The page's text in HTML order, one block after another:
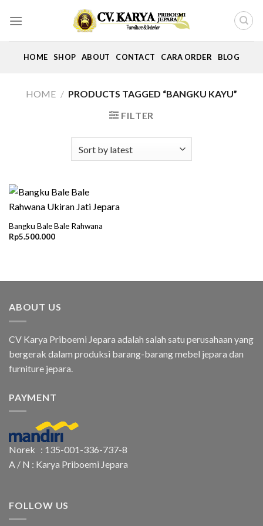
HOME SHOP ABOUT CONTACT CARA ORDER BLOG
HOME / PRODUCTS TAGGED “BANGKU KAYU”
FILTER
Bangku Bale Bale Rahwana
Rp5.500.000
ABOUT US
CV Karya Priboemi Jepara adalah salah satu perusahaan yang
bergerak dalam produksi barang-barang mebel jepara dan
furniture jepara.
PAYMENT
Norek : 135-001-336-737-8
A / N : Karya Priboemi Jepara
FOLLOW US